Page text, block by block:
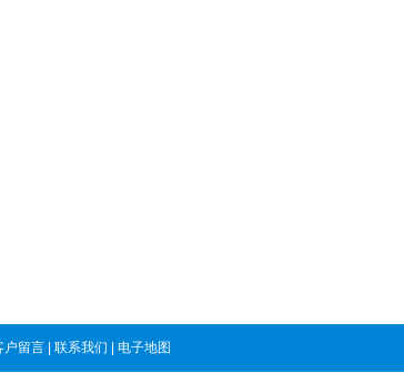
户留言| 联系我们 电子地图